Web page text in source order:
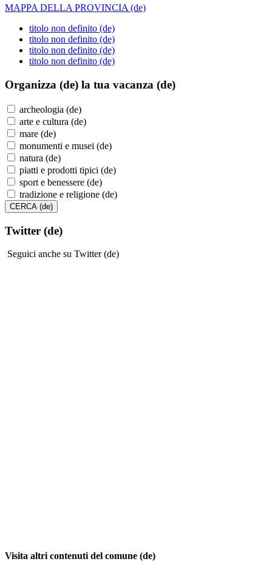
MAPPA DELLA PROVINCIA (de)
titolo non definito (de)
titolo non definito (de)
titolo non definito (de)
titolo non definito (de)
Organizza (de) la tua vacanza (de)
archeologia (de)
arte e cultura (de)
mare (de)
monumenti e musei (de)
natura (de)
piatti e prodotti tipici (de)
sport e benessere (de)
tradizione e religione (de)
Twitter (de)
Seguici anche su Twitter (de)
Visita altri contenuti del comune (de)